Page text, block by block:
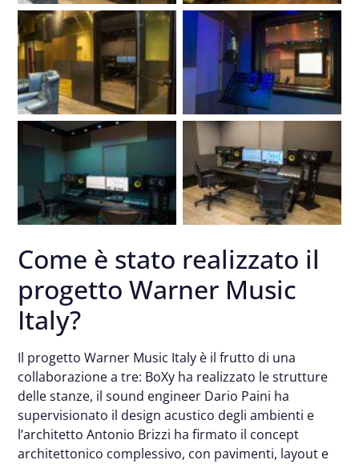
Come è stato realizzato il
progetto Warner Music
Italy?
Il progetto Warner Music Italy è il frutto di una
collaborazione a tre: BoXy ha realizzato le strutture
delle stanze, il sound engineer Dario Paini ha
supervisionato il design acustico degli ambienti e
l’architetto Antonio Brizzi ha firmato il concept
architettonico complessivo, con pavimenti, layout e